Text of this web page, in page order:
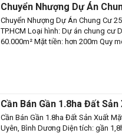
Chuyển Nhượng Dự Án
Chuyển Nhượng Dự Án Chung Cư
TP.HCM Loại hình: Dự án chung cư
60.000m² Mặt tiền: hơn 200m Quy
Cần Bán Gần 1.8ha Đất
CB1251(1095)
Cần Bán Gần 1.8ha Đất Sản Xuất
Uyên, Bình Dương Diện tích: gần